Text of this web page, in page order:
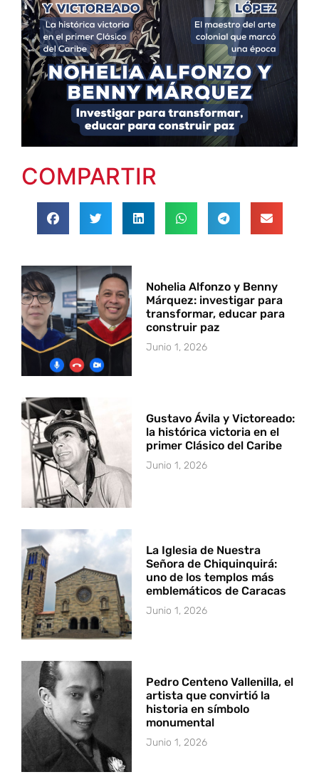
COMPARTIR
Nohelia Alfonzo y Benny
Márquez: investigar para
transformar, educar para
construir paz
Junio 1, 2026
Gustavo Ávila y Victoreado:
la histórica victoria en el
primer Clásico del Caribe
Junio 1, 2026
La Iglesia de Nuestra
Señora de Chiquinquirá:
uno de los templos más
emblemáticos de Caracas
Junio 1, 2026
Pedro Centeno Vallenilla, el
artista que convirtió la
historia en símbolo
monumental
Junio 1, 2026